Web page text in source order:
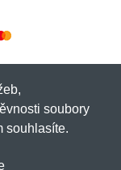
soubory
souhlasíte.